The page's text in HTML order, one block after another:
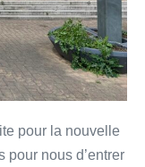
pour la nouvelle
pour nous d’entrer